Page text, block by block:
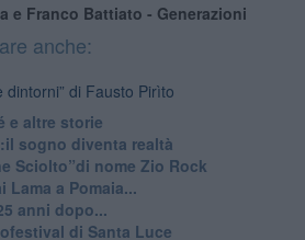
e Franco Battiato - Generazioni
anche:
dintorni” di Fausto Pirìto
e altre storie
sogno diventa realtà
Sciolto”di nome Zio Rock
Lama a Pomaia...
anni dopo...
di Santa Luce